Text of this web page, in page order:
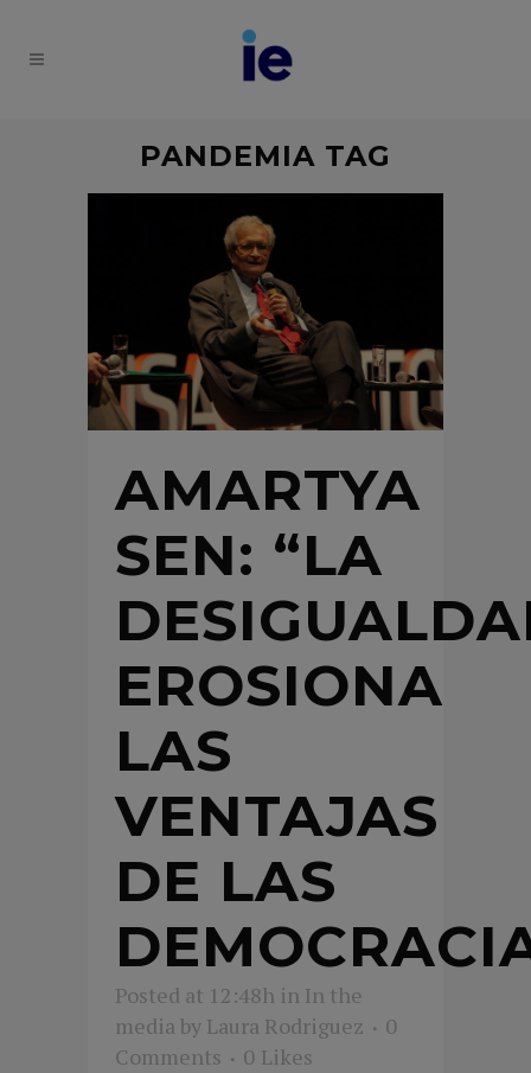
PANDEMIA TAG
AMARTYA
SEN: “LA
EROSIONA
LAS
VENTAJAS
DE LAS
Posted at 12:48h in In the
media by Laura Rodriguez
0
Comments
0 Likes